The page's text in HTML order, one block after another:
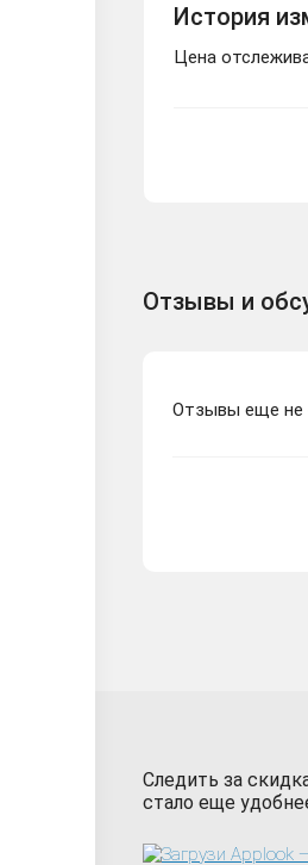
История
Цена
Отзывы и
Отзывы еще не
Следить за
стало еще